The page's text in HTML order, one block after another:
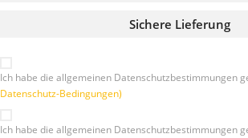
Sichere Lieferung
Ich habe die allgemeinen Datenschutzbestimmungen
Datenschutz-Bedingungen)
Ich habe die allgemeinen Datenschutzbestimmungen